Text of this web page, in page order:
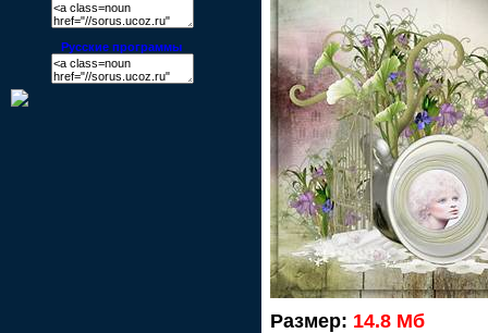
Русские программы
Размер: 14.8 Мб